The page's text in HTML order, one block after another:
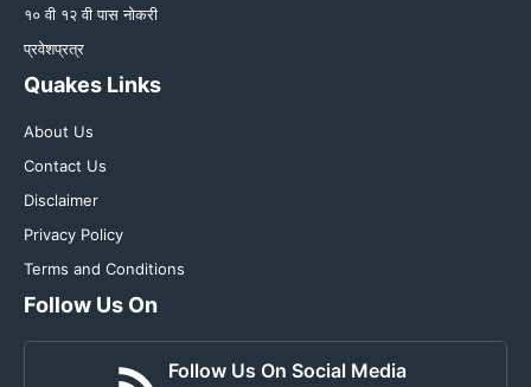
१० वी १२ वी पास नोकरी
प्रवेशप्रत्र
Quakes Links
About Us
Contact Us
Disclaimer
Privacy Policy
Terms and Conditions
Follow Us On
Follow Us On Social Media